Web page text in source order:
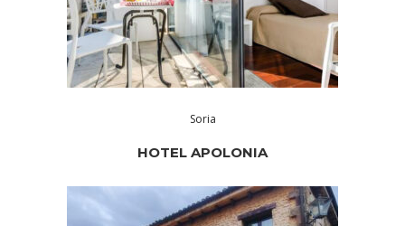
Soria
HOTEL APOLONIA